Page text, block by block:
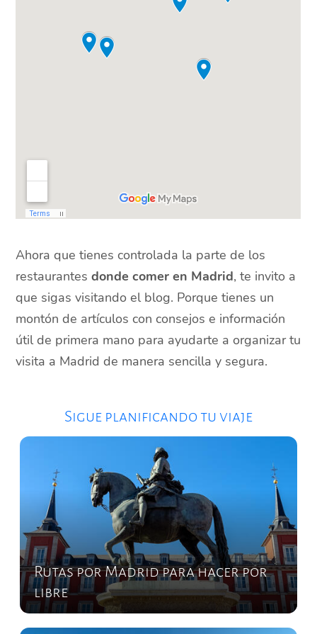
Ahora que tienes controlada la parte de los
restaurantesdonde comer en Madrid, te invito a
que sigas visitando el blog. Porque tienes un
montón de artículos con consejos e información
útil de primera mano para ayudarte a organizar tu
visita a Madrid de manera sencilla y segura.
Sigue planificando tu viaje
Rutas por Madrid para hacer por
libre